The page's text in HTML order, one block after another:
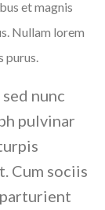
et magnis
Nullam lorem
purus.
nunc
pulvinar
Cum sociis